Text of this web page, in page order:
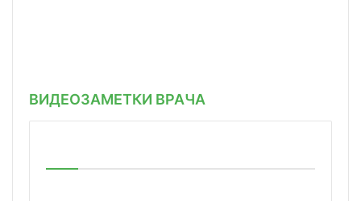
ВИДЕОЗАМЕТКИ ВРАЧА